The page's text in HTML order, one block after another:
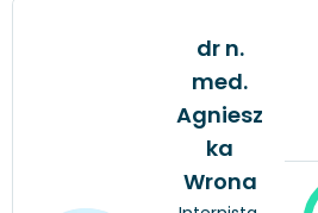
dr n.
med.
Agniesz
ka
Wrona